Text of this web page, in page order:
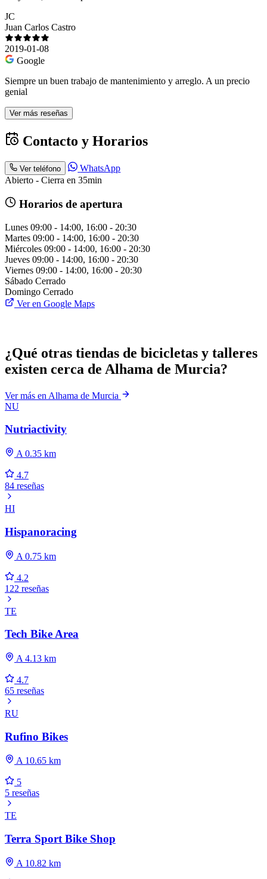
JC
Juan Carlos Castro
2019-01-08
Google
Siempre un buen trabajo de mantenimiento y arreglo. A un precio
genial
Ver más reseñas
Contacto y Horarios
Ver teléfono
WhatsApp
Abierto - Cierra en 35min
Horarios de apertura
Lunes 09:00 - 14:00, 16:00 - 20:30
Martes 09:00 - 14:00, 16:00 - 20:30
Miércoles 09:00 - 14:00, 16:00 - 20:30
Jueves 09:00 - 14:00, 16:00 - 20:30
Viernes 09:00 - 14:00, 16:00 - 20:30
Sábado Cerrado
Domingo Cerrado
Ver en Google Maps
¿Qué otras tiendas de bicicletas y talleres
existen cerca de Alhama de Murcia?
Ver más en Alhama de Murcia
NU
Nutriactivity
A 0.35 km
4.7
84 reseñas
HI
Hispanoracing
A 0.75 km
4.2
122 reseñas
TE
Tech Bike Area
A 4.13 km
4.7
65 reseñas
RU
Rufino Bikes
A 10.65 km
5
5 reseñas
TE
Terra Sport Bike Shop
A 10.82 km